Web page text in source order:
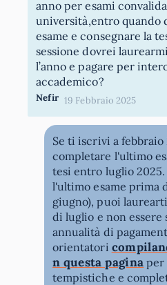
anno per esami
università,entro quando
esame e consegnare la tesi? Ed entro
sessione dovrei
l’anno e pagare per
accademico?
Nefir 19 Febbraio 2025
Se ti iscrivi a febbraio
completare l'ultimo
tesi entro luglio
l'ultimo esame prima
giugno), puoi
di luglio e non essere
annualità di
orientatori
n questa pagina per
tempistiche e